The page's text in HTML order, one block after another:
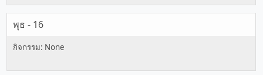
พุธ - 16